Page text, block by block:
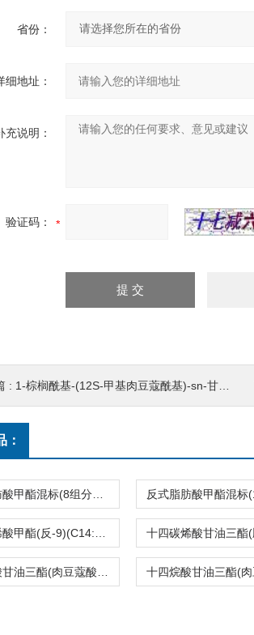
省份：
细地址：
充说明：
验证码：
: 1-棕榈酰基-(12S-甲基肉豆蔻酰基)-sn-甘油-3-磷酸
：